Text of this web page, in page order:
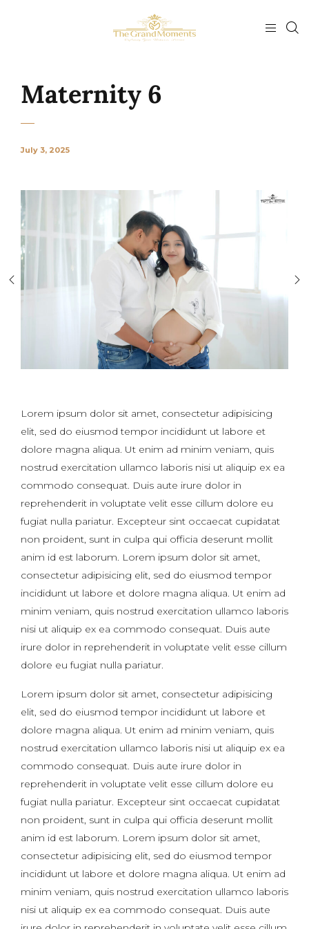
Maternity 6
July 3, 2025
Lorem ipsum dolor sit amet, consectetur adipisicing
elit, sed do eiusmod tempor incididunt ut labore et
dolore magna aliqua. Ut enim ad minim veniam, quis
nostrud exercitation ullamco laboris nisi ut aliquip ex ea
commodo consequat. Duis aute irure dolor in
reprehenderit in voluptate velit esse cillum dolore eu
fugiat nulla pariatur. Excepteur sint occaecat cupidatat
non proident, sunt in culpa qui officia deserunt mollit
anim id est laborum. Lorem ipsum dolor sit amet,
consectetur adipisicing elit, sed do eiusmod tempor
incididunt ut labore et dolore magna aliqua. Ut enim ad
minim veniam, quis nostrud exercitation ullamco laboris
nisi ut aliquip ex ea commodo consequat. Duis aute
irure dolor in reprehenderit in voluptate velit esse cillum
dolore eu fugiat nulla pariatur.
Lorem ipsum dolor sit amet, consectetur adipisicing
elit, sed do eiusmod tempor incididunt ut labore et
dolore magna aliqua. Ut enim ad minim veniam, quis
nostrud exercitation ullamco laboris nisi ut aliquip ex ea
commodo consequat. Duis aute irure dolor in
reprehenderit in voluptate velit esse cillum dolore eu
fugiat nulla pariatur. Excepteur sint occaecat cupidatat
non proident, sunt in culpa qui officia deserunt mollit
anim id est laborum. Lorem ipsum dolor sit amet,
consectetur adipisicing elit, sed do eiusmod tempor
incididunt ut labore et dolore magna aliqua. Ut enim ad
minim veniam, quis nostrud exercitation ullamco laboris
nisi ut aliquip ex ea commodo consequat. Duis aute